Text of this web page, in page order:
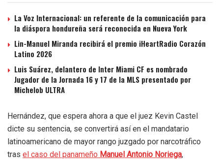
La Voz Internacional: un referente de la comunicación para
la diáspora hondureña será reconocida en Nueva York
Lin-Manuel Miranda recibirá el premio iHeartRadio Corazón
Latino 2026
Luis Suárez, delantero de Inter Miami CF es nombrado
Jugador de la Jornada 16 y 17 de la MLS presentado por
Michelob ULTRA
Hernández, que espera ahora a que el juez Kevin Castel
dicte su sentencia, se convertirá así en el mandatario
latinoamericano de mayor rango juzgado por narcotráfico
tras el caso del panameño Manuel Antonio Noriega,